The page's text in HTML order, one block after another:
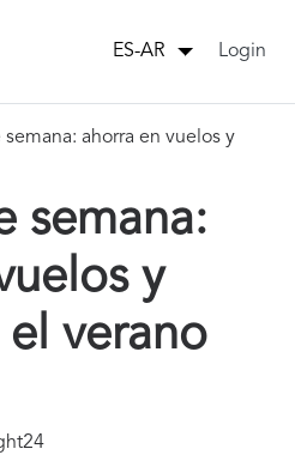
ES-AR Login
ahorra en vuelos y
semana:
y
verano